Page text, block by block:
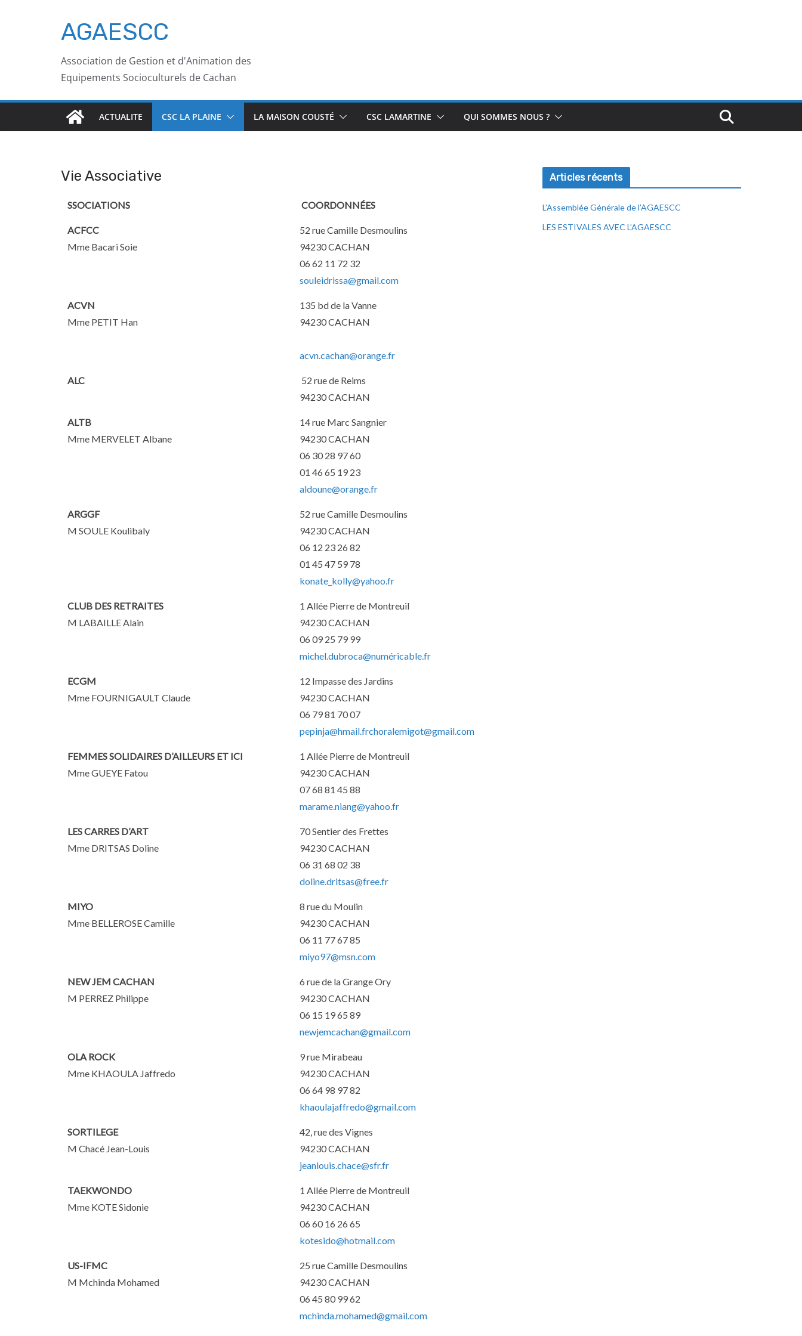
AGAESCC
Association de Gestion et d'Animation des
Equipements Socioculturels de Cachan
ACTUALITE CSC LA PLAINE LA MAISON COUSTÉ CSC LAMARTINE QUI SOMMES NOUS ?
Vie Associative
SSOCIATIONS COORDONNÉES
ACFCC
Mme Bacari Soie
52 rue Camille Desmoulins
94230 CACHAN
06 62 11 72 32
souleidrissa@gmail.com
ACVN
Mme PETIT Han
135 bd de la Vanne
94230 CACHAN
acvn.cachan@orange.fr
ALC
52 rue de Reims
94230 CACHAN
ALTB
Mme MERVELET Albane
14 rue Marc Sangnier
94230 CACHAN
06 30 28 97 60
01 46 65 19 23
aldoune@orange.fr
ARGGF
M SOULE Koulibaly
52 rue Camille Desmoulins
94230 CACHAN
06 12 23 26 82
01 45 47 59 78
konate_kolly@yahoo.fr
CLUB DES RETRAITES
M LABAILLE Alain
1 Allée Pierre de Montreuil
94230 CACHAN
06 09 25 79 99
michel.dubroca@numéricable.fr
ECGM
Mme FOURNIGAULT Claude
12 Impasse des Jardins
94230 CACHAN
06 79 81 70 07
pepinja@hmail.frchoralemigot@gmail.com
FEMMES SOLIDAIRES D’AILLEURS ET ICI
Mme GUEYE Fatou
1 Allée Pierre de Montreuil
94230 CACHAN
07 68 81 45 88
marame.niang@yahoo.fr
LES CARRES D’ART
Mme DRITSAS Doline
70 Sentier des Frettes
94230 CACHAN
06 31 68 02 38
doline.dritsas@free.fr
MIYO
Mme BELLEROSE Camille
8 rue du Moulin
94230 CACHAN
06 11 77 67 85
miyo97@msn.com
NEW JEM CACHAN
M PERREZ Philippe
6 rue de la Grange Ory
94230 CACHAN
06 15 19 65 89
newjemcachan@gmail.com
OLA ROCK
Mme KHAOULA Jaffredo
9 rue Mirabeau
94230 CACHAN
06 64 98 97 82
khaoulajaffredo@gmail.com
SORTILEGE
M Chacé Jean-Louis
42, rue des Vignes
94230 CACHAN
jeanlouis.chace@sfr.fr
TAEKWONDO
Mme KOTE Sidonie
1 Allée Pierre de Montreuil
94230 CACHAN
06 60 16 26 65
kotesido@hotmail.com
US-IFMC
M Mchinda Mohamed
25 rue Camille Desmoulins
94230 CACHAN
06 45 80 99 62
mchinda.mohamed@gmail.com
Articles récents
L’Assemblée Générale de l’AGAESCC
LES ESTIVALES AVEC L’AGAESCC